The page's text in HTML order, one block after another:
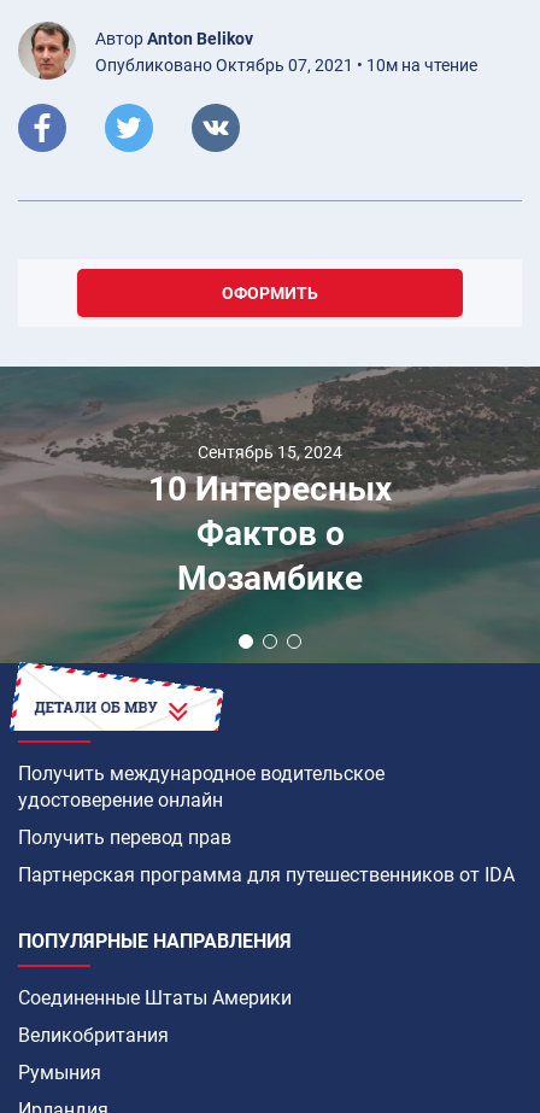
АвторAnton Belikov
Опубликовано Октябрь 07, 2021 • 10м на чтение
ОФОРМИТЬ
Сентябрь 15, 2024
10 Интересных
Фактов о
Мозамбике
КАК
Получить международное водительское
удостоверение онлайн
Получить перевод прав
Партнерская программа для путешественников от IDA
ПОПУЛЯРНЫЕ НАПРАВЛЕНИЯ
Соединенные Штаты Америки
Великобритания
Румыния